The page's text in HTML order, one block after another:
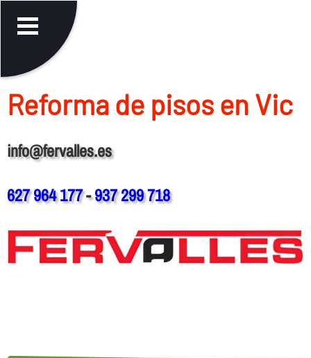
Reforma de pisos en Vic
info@fervalles.es
627 964 177-937 299 718